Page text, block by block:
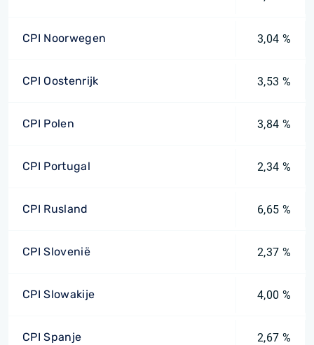
CPI Noorwegen 3,04 %
CPI Oostenrijk 3,53 %
CPI Polen 3,84 %
CPI Portugal 2,34 %
CPI Rusland 6,65 %
CPI Slovenië 2,37 %
CPI Slowakije 4,00 %
CPI Spanje 2,67 %